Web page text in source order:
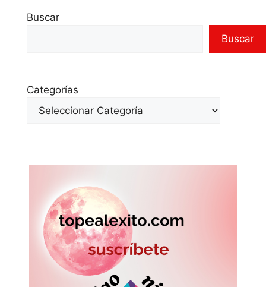
Buscar
Buscar
Categorías